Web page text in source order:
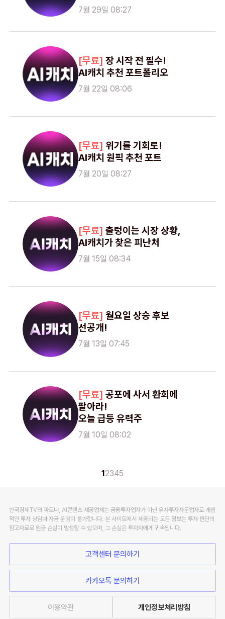
7월 29일 08:27
장 시작 전 필수!
AI캐치 추천 포트폴리오
7월 22일 08:06
위기를 기회로!
AI캐치 원픽 추천 포트
7월 20일 08:27
출렁이는 시장 상황,
AI캐치가 찾은 피난처
7월 15일 08:34
월요일 상승 후보
선공개!
7월 13일 07:45
공포에 사서 환희에
팔아라!
오늘 급등 유력주
7월 10일 08:02
1 2345
한국경제TV와 파트너, AI콘텐츠 제공업체는 금융투자업자가 아닌 유사투자자문업자로 개별
적인 투자 상담과 자금 운영이 불가합니다. 본 사이트에서 제공되는 모든 정보는 투자 판단의
참고자료로 원금 손실이 발생할 수 있으며, 그 손실은 투자자에게 귀속됩니다.
고객센터 문의하기
카카오톡 문의하기
이용약관 개인정보처리방침